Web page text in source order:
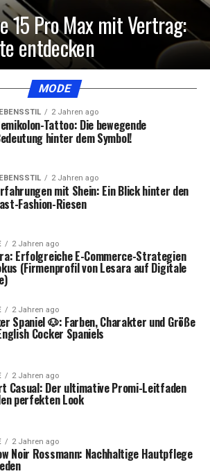
15 Pro Max mit Vertrag:
entdecken
MODE
2 Jahren ago
Tattoo: Die bewegende
hinter dem Symbol!
2 Jahren ago
mit Shein: Ein Blick hinter den
Fashion-Riesen
2 Jahren ago
Erfolgreiche E-Commerce-Strategien
(Firmenprofil von Lesara auf Digitale
2 Jahren ago
Spaniel 🐶: Farben, Charakter und Größe
Cocker Spaniels
2 Jahren ago
Casual: Der ultimative Promi-Leitfaden
perfekten Look
2 Jahren ago
Noir Rossmann: Nachhaltige Hautpflege